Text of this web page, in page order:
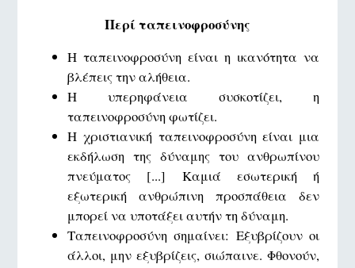
Περί ταπεινοφροσύνης
Η ταπεινοφροσύνη είναι η ικανότητα να
βλέπεις την αλήθεια.
Η υπερηφάνεια συσκοτίζει, η
ταπεινοφροσύνη φωτίζει.
Η χριστιανική ταπεινοφροσύνη είναι μια
εκδήλωση της δύναμης του ανθρωπίνου
πνεύματος [...] Καμιά εσωτερική ή
εξωτερική ανθρώπινη προσπάθεια δεν
μπορεί να υποτάξει αυτήν τη δύναμη.
Tαπεινοφρoσύνη σημαίνει: Εξυβρίζουν οι
άλλοι, μην εξυβρίζεις, σιώπαινε. Φθονούν,